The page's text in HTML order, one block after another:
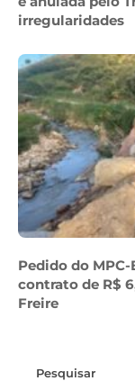
irregularidades
Pedido do
contrato de R$
Freire
Pesquisar